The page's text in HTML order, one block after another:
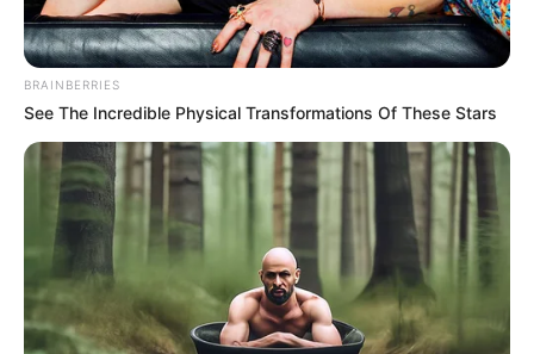
BRAINBERRIES
See The Incredible Physical Transformations Of These Stars